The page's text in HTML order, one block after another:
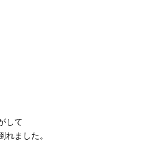
して
れました。